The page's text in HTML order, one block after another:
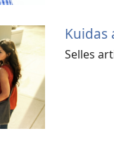
Kuidas
Selles